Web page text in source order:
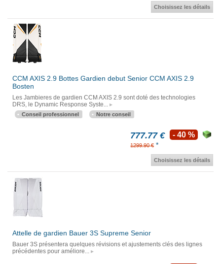
Choisissez les détails
CCM AXIS 2.9 Bottes Gardien debut Senior CCM AXIS 2.9
Bosten
Les Jambieres de gardien CCM AXIS 2.9 sont doté des technologies
DRS, le Dynamic Response Syste...
Conseil professionnel Notre conseil
777.77 €
1299.90 € *
- 40 %
Choisissez les détails
Attelle de gardien Bauer 3S Supreme Senior
Bauer 3S présentera quelques révisions et ajustements clés des lignes
précédentes pour améliore...